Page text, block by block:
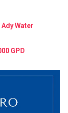
Water
GPD